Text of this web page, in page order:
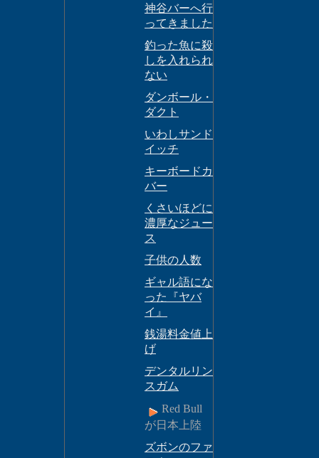
神谷バーへ行
ってきました
釣った魚に殺
しを入れられ
ない
ダンボール・
ダクト
いわしサンド
イッチ
キーボードカ
バー
くさいほどに
濃厚なジュー
ス
子供の人数
ギャル語にな
った『ヤバ
イ』
銭湯料金値上
げ
デンタルリン
スガム
Red Bull
が日本上陸
ズボンのファ